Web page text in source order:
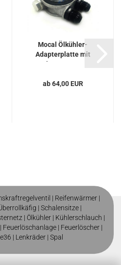
Mocal Ölkühler-
Adapterplatte mit
Thermostat...
ab 64,00 EUR
| Reifenwärmer |
| Schalensitze |
| Ölkühler| Kühlerschlauch |
Feuerlöschanlage | Feuerlöscher |
e36 | Lenkräder | Spal